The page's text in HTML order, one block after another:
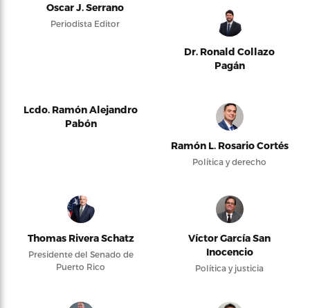
Oscar J. Serrano
Periodista Editor
Dr. Ronald Collazo
Pagán
Lcdo. Ramón Alejandro
Pabón
Ramón L. Rosario Cortés
Política y derecho
Thomas Rivera Schatz
Presidente del Senado de
Puerto Rico
Víctor García San
Inocencio
Política y justicia